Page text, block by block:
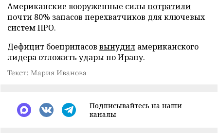
Американские вооруженные силыпотратили
почти 80% запасов перехватчиков для ключевых
систем ПРО.
Дефицит боеприпасов вынудил американского
лидера отложить удары по Ирану.
Текст: Мария Иванова
Подписывайтесь на наши
каналы